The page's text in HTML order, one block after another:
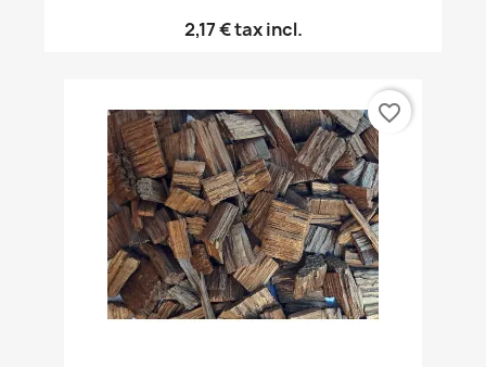
2,17 €tax incl.
favorite_border